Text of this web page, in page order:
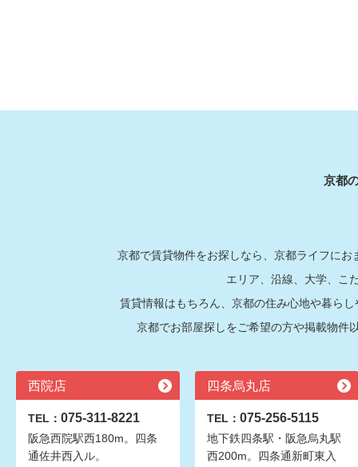
京都
京都で賃貸物件をお探しなら、京都ライフに
エリア、沿線、大学、こ
賃貸情報はもちろん、京都の住み心地や暮ら
京都でお部屋探しをご希望の方や掲載物件
西院店
TEL： 075-311-8221
阪急西院駅西180m。四条
通佐井西入ル。
四条烏丸店
TEL： 075-256-5115
地下鉄四条駅・阪急烏丸駅
西200m。四条通新町東入